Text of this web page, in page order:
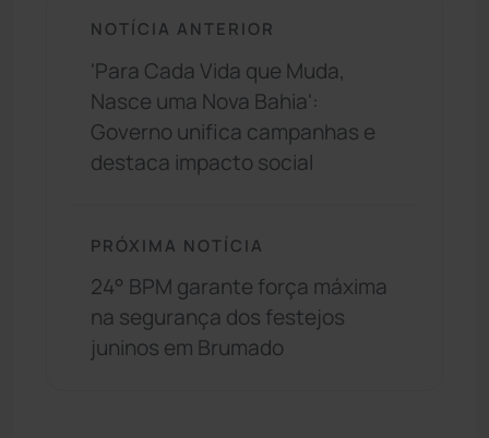
NOTÍCIA ANTERIOR
'Para Cada Vida que Muda,
Nasce uma Nova Bahia':
Governo unifica campanhas e
destaca impacto social
PRÓXIMA NOTÍCIA
24° BPM garante força máxima
na segurança dos festejos
juninos em Brumado